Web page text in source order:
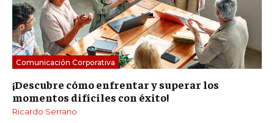
Comunicación Corporativa
¡Descubre cómo enfrentar y superar los
momentos difíciles con éxito!
Ricardo Serrano